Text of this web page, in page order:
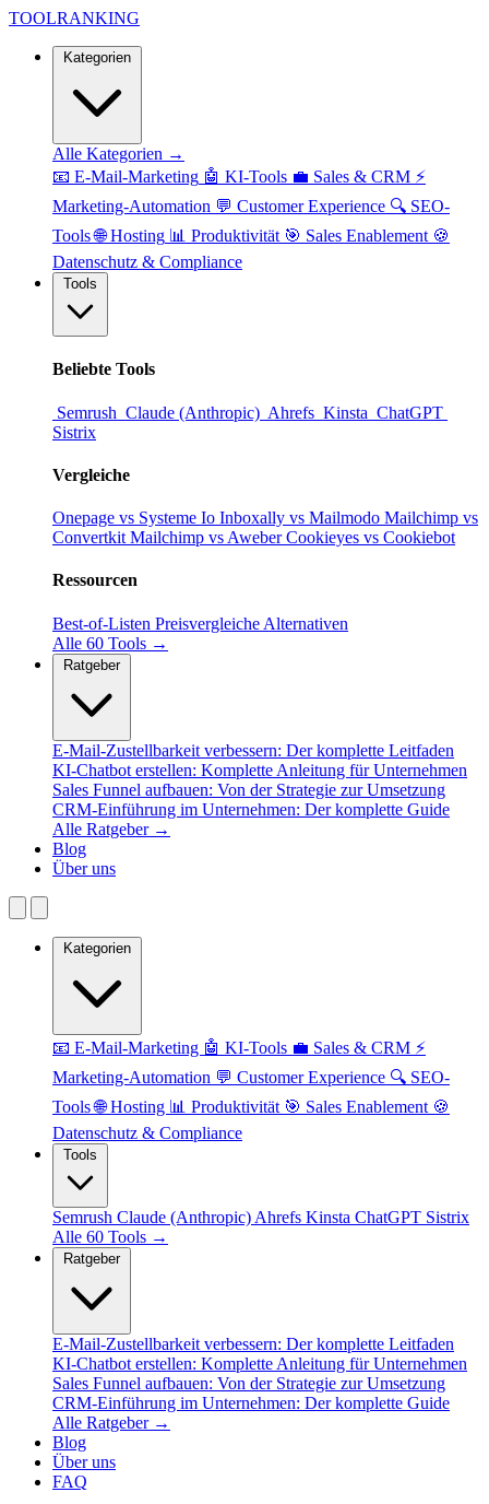
TOOLRANKING
Alle Kategorien →
📧 E-Mail-Marketing 🤖 KI-Tools 💼 Sales & CRM ⚡
Marketing-Automation 💬 Customer Experience 🔍 SEO-
Tools 🌐 Hosting 📊 Produktivität 🎯 Sales Enablement 🍪
Datenschutz & Compliance
Beliebte Tools
Semrush Claude (Anthropic) Ahrefs Kinsta ChatGPT
Sistrix
Vergleiche
Onepage vs Systeme Io Inboxally vs Mailmodo Mailchimp vs
Convertkit Mailchimp vs AweberCookieyes vs Cookiebot
Ressourcen
Best-of-Listen Preisvergleiche Alternativen
Alle 60 Tools →
Ratgeber
E-Mail-Zustellbarkeit verbessern: Der komplette Leitfaden
KI-Chatbot erstellen: Komplette Anleitung für Unternehmen
Sales Funnel aufbauen: Von der Strategie zur Umsetzung
CRM-Einführung im Unternehmen: Der komplette Guide
Alle Ratgeber →
Blog
Über uns
📧 E-Mail-Marketing 🤖 KI-Tools 💼 Sales & CRM ⚡
Marketing-Automation 💬 Customer Experience 🔍 SEO-
Tools🌐 Hosting 📊 Produktivität 🎯 Sales Enablement 🍪
Datenschutz & Compliance
Semrush Claude (Anthropic) Ahrefs Kinsta ChatGPT Sistrix
Alle 60 Tools →
Ratgeber
E-Mail-Zustellbarkeit verbessern: Der komplette Leitfaden
KI-Chatbot erstellen: Komplette Anleitung für Unternehmen
Sales Funnel aufbauen: Von der Strategie zur Umsetzung
CRM-Einführung im Unternehmen: Der komplette Guide
Alle Ratgeber →
Blog
Über uns
FAQ